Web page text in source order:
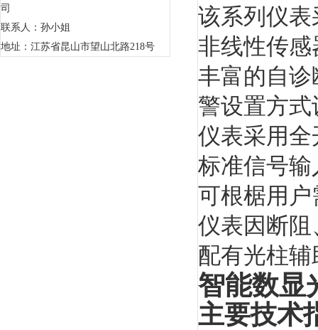
司
联系人：孙小姐
地址：江苏省昆山市望山北路218号
该系列仪
非线性传感
丰富的自
警设置方
仪表采用
标准信号
可根椐用
仪表因断
配有光柱
智能数显
主要技术